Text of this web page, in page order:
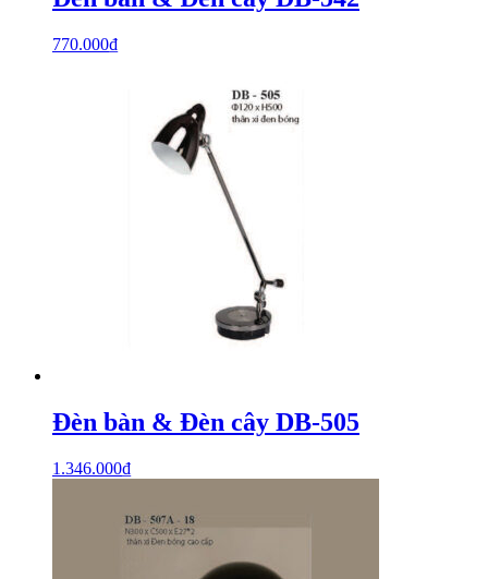
770.000₫
Đèn bàn & Đèn cây DB-505
1.346.000₫